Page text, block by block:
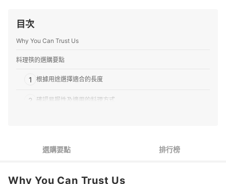
目次
Why You Can Trust Us
料理筷的選購要點
1 根據用途選擇適合的長度
2 確認易握性及適用的料理方式
總結
選購要點 排行榜
Why You Can Trust Us